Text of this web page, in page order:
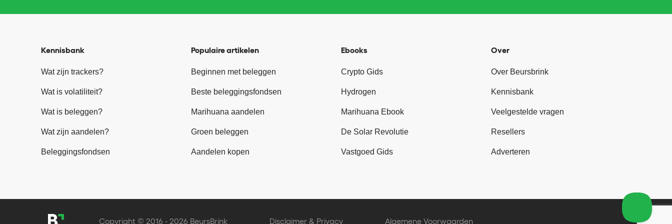
Kennisbank
Wat zijn trackers?
Wat is volatiliteit?
Wat is beleggen?
Wat zijn aandelen?
Beleggingsfondsen
Populaire artikelen
Beginnen met beleggen
Beste beleggingsfondsen
Marihuana aandelen
Groen beleggen
Aandelen kopen
Ebooks
Crypto Gids
Hydrogen
Marihuana Ebook
De Solar Revolutie
Vastgoed Gids
Over
Over Beursbrink
Kennisbank
Veelgestelde vragen
Resellers
Adverteren
Copyright © 2016 - 2026 BeursBrink Disclaimer & Privacy Algemene Voorwaarden